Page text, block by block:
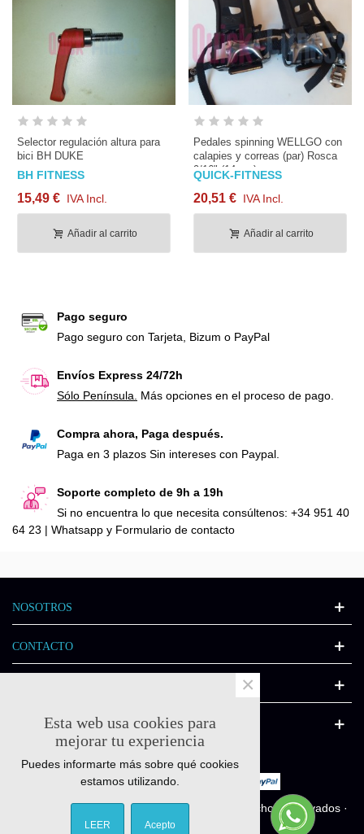
Selector regulación altura para
bici BH DUKE
BH FITNESS
15,49 € IVA Incl.
Añadir al carrito
Pedales spinning WELLGO con
calapies y correas (par) Rosca
9/16" (14mm)
QUICK-FITNESS
20,51 € IVA Incl.
Añadir al carrito
Pago seguro
Pago seguro con Tarjeta, Bizum o PayPal
Envíos Express 24/72h
Sólo Península.
Más opciones en el proceso de pago.
Compra ahora, Paga después.
Paga en 3 plazos Sin intereses con Paypal.
Soporte completo de 9h a 19h
Si no encuentra lo que necesita consúltenos: +34 951 40
64 23 | Whatsapp y Formulario de contacto
NOSOTROS
CONTACTO
CATÁLOGO
© Quick-fitness.es 2011-2025 - Todos los derechos reservados ·
Diseñado por
Esta web usa cookies para
mejorar tu experiencia
Puedes informarte más sobre qué cookies
estamos utilizando.
LEER Acepto
×